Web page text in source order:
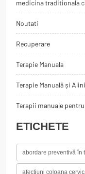
medicina traditionala
Noutati
Recuperare
Terapie Manuala
Terapie Manuală și
Terapii manuale
ETICHETE
abordare preventivă în
afecțiuni coloana